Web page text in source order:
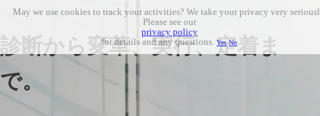
診断から変革、実行、定着ま
で。
May we use cookies to track your activities? We take your privacy very
Please see our
privacy policy
for details and any questions.Yes No